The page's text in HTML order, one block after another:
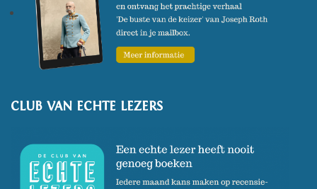
CLUB VAN ECHTE LEZERS